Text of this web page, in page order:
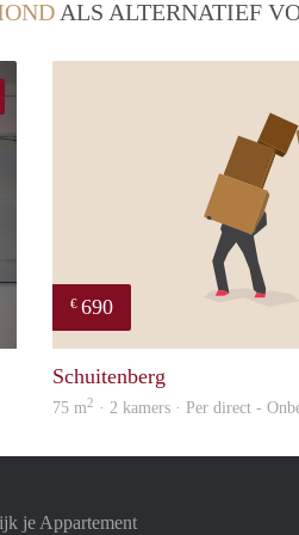
ALS ALTERNATIEF
€ 690
Schuitenberg
75 m2 · 2 kamers · Per direct -
je Appartement